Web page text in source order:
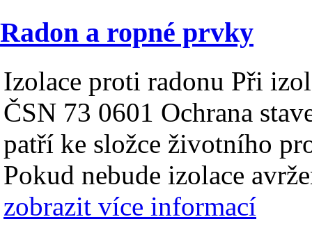
Radon a ropné prvky
Izolace proti radonu Při
ČSN 73 0601 Ochrana
patří ke složce životního
Pokud nebude izolace
zobrazit více informací